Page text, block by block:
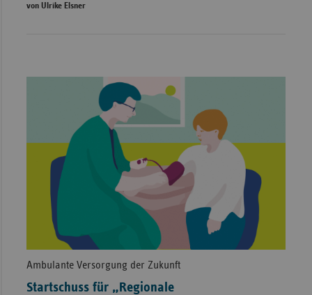
von Ulrike Elsner
Ambulante Versorgung der Zukunft
Startschuss für „Regionale